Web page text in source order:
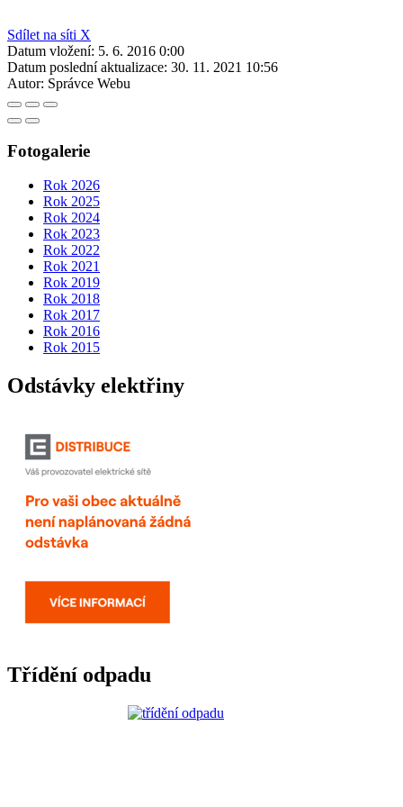
Sdílet na síti X
Datum vložení: 5. 6. 2016 0:00
Datum poslední aktualizace: 30. 11. 2021 10:56
Autor: Správce Webu
Fotogalerie
Rok 2026
Rok 2025
Rok 2024
Rok 2023
Rok 2022
Rok 2021
Rok 2019
Rok 2018
Rok 2017
Rok 2016
Rok 2015
Odstávky elektřiny
Třídění odpadu